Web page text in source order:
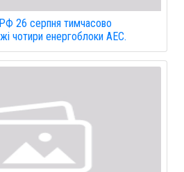
26 серпня тимчасово
чотири енергоблоки АЕС.